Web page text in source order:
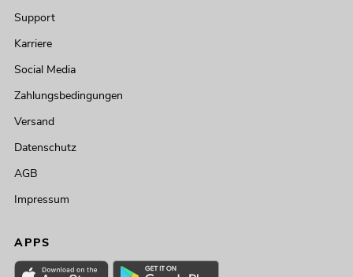
Support
Karriere
Social Media
Zahlungsbedingungen
Versand
Datenschutz
AGB
Impressum
APPS